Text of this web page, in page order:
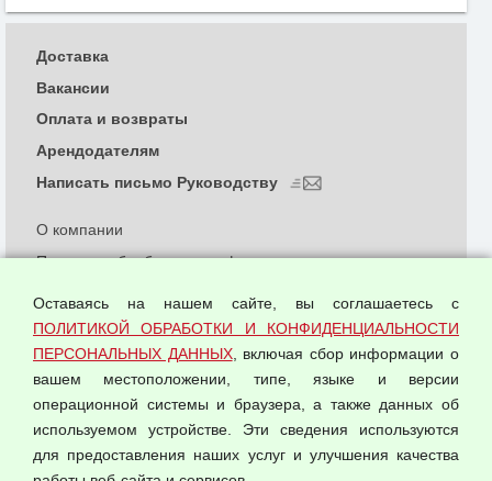
© 2026 ООО "Феникс"
О компании
Политика обработки и конфиденциальности
Согласием на обработку персональных данных
Оферта оптовой купли-продажи
Публичная оферта
Доставка
Вакансии
Оплата и возвраты
Арендодателям
Написать письмо Руководству
Оставаясь на нашем сайте, вы соглашаетесь с
ПОЛИТИКОЙ ОБРАБОТКИ И КОНФИДЕНЦИАЛЬНОСТИ
ПЕРСОНАЛЬНЫХ ДАННЫХ, включая сбор информации о
вашем местоположении, типе, языке и версии
операционной системы и браузера, а также данных об
используемом устройстве. Эти сведения используются
для предоставления наших услуг и улучшения качества